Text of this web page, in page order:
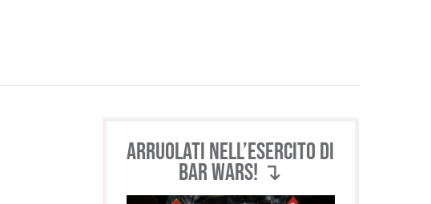
Arruolati nell’esercito di
BAR WARS! ↴